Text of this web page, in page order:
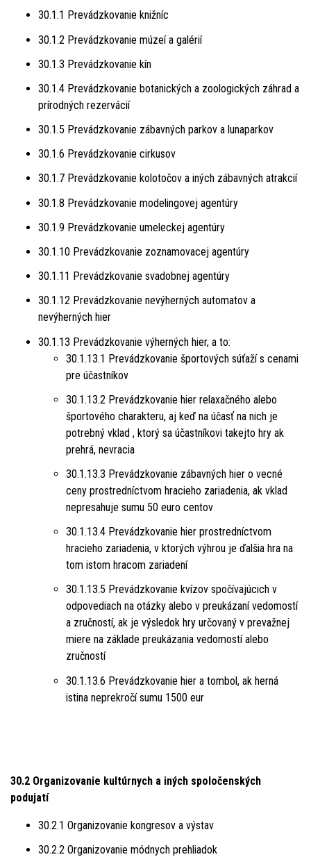
30.1.1 Prevádzkovanie knižníc
30.1.2 Prevádzkovanie múzeí a galérií
30.1.3 Prevádzkovanie kín
30.1.4 Prevádzkovanie botanických a zoologických záhrad a
prírodných rezervácií
30.1.5 Prevádzkovanie zábavných parkov a lunaparkov
30.1.6 Prevádzkovanie cirkusov
30.1.7 Prevádzkovanie kolotočov a iných zábavných atrakcií
30.1.8 Prevádzkovanie modelingovej agentúry
30.1.9 Prevádzkovanie umeleckej agentúry
30.1.10 Prevádzkovanie zoznamovacej agentúry
30.1.11 Prevádzkovanie svadobnej agentúry
30.1.12 Prevádzkovanie nevýherných automatov a
nevýherných hier
30.1.13 Prevádzkovanie výherných hier, a to:
30.1.13.1 Prevádzkovanie športových súťaží s cenami
pre účastníkov
30.1.13.2 Prevádzkovanie hier relaxačného alebo
športového charakteru, aj keď na účasť na nich je
potrebný vklad , ktorý sa účastníkovi takejto hry ak
prehrá, nevracia
30.1.13.3 Prevádzkovanie zábavných hier o vecné
ceny prostredníctvom hracieho zariadenia, ak vklad
nepresahuje sumu 50 euro centov
30.1.13.4 Prevádzkovanie hier prostredníctvom
hracieho zariadenia, v ktorých výhrou je ďalšia hra na
tom istom hracom zariadení
30.1.13.5 Prevádzkovanie kvízov spočívajúcich v
odpovediach na otázky alebo v preukázaní vedomostí
a zručností, ak je výsledok hry určovaný v prevažnej
miere na základe preukázania vedomostí alebo
zručností
30.1.13.6 Prevádzkovanie hier a tombol, ak herná
istina neprekročí sumu 1500 eur
30.2 Organizovanie kultúrnych a iných spoločenských
podujatí
30.2.1 Organizovanie kongresov a výstav
30.2.2 Organizovanie módnych prehliadok